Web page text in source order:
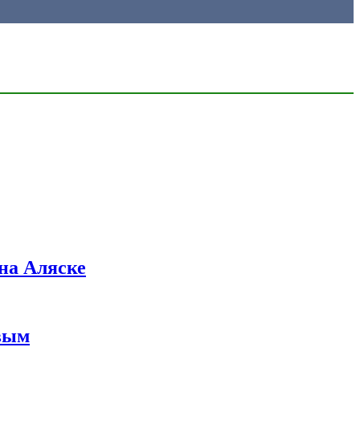
Аляске